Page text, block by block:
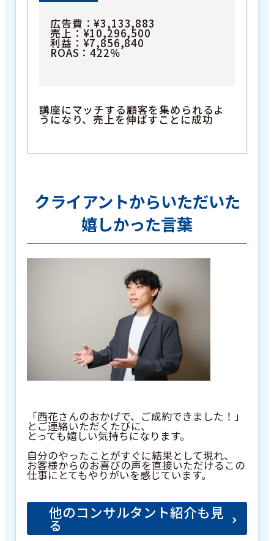
広告費：¥3,133,883
売上：¥10,296,500
利益：¥7,856,840
ROAS：422％
講座にマッチする顧客を集められるよ
うになり、売上を伸ばすことに成功
クライアントからいただいた
嬉しかった言葉
「西花さんのおかげで、ご成約できました！」
とご連絡いただくたびに、
とっても嬉しい気持ちになります。
自分のやったことがすぐに結果として現れ、
お客様からのお喜びの声を直接いただけるこの
仕事にとてもやりがいを感じています。
他のコンサルタント紹介も見
る